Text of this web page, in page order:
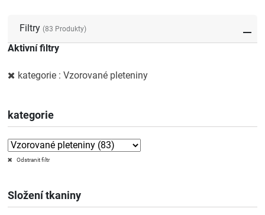
Filtry (83 Produkty)
Aktivní filtry
kategorie : Vzorované pleteniny
kategorie
Odstranit filtr
Složení tkaniny